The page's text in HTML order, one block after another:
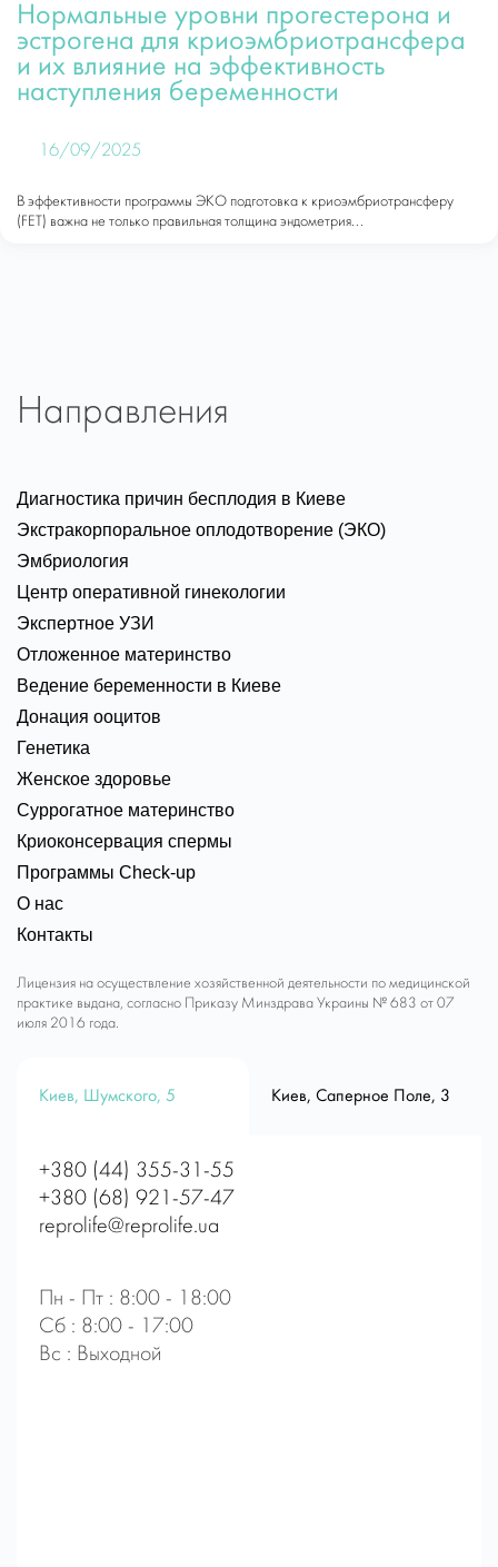
Нормальные уровни прогестерона и
эстрогена для криоэмбриотрансфера
и их влияние на эффективность
наступления беременности
16/09/2025
В эффективности программы ЭКО подготовка к криоэмбриотрансферу
(FET) важна не только правильная толщина эндометрия...
Направления
Диагностика причин бесплодия в Киеве
Экстракорпоральное оплодотворение (ЭКО)
Эмбриология
Центр оперативной гинекологии
Экспертное УЗИ
Отложенное материнство
Ведение беременности в Киеве
Донация ооцитов
Генетика
Женское здоровье
Суррогатное материнство
Криоконсервация спермы
Программы Check-up
О нас
Контакты
Лицензия на осуществление хозяйственной деятельности по медицинской
практике выдана, согласно Приказу Минздрава Украины № 683 от 07
июля 2016 года.
Киев, Шумского, 5 Киев, Саперное Поле, 3
+380 (44) 355-31-55
+380 (68) 921-57-47
reprolife@reprolife.ua
Пн - Пт : 8:00 - 18:00
Сб : 8:00 - 17:00
Вс : Выходной